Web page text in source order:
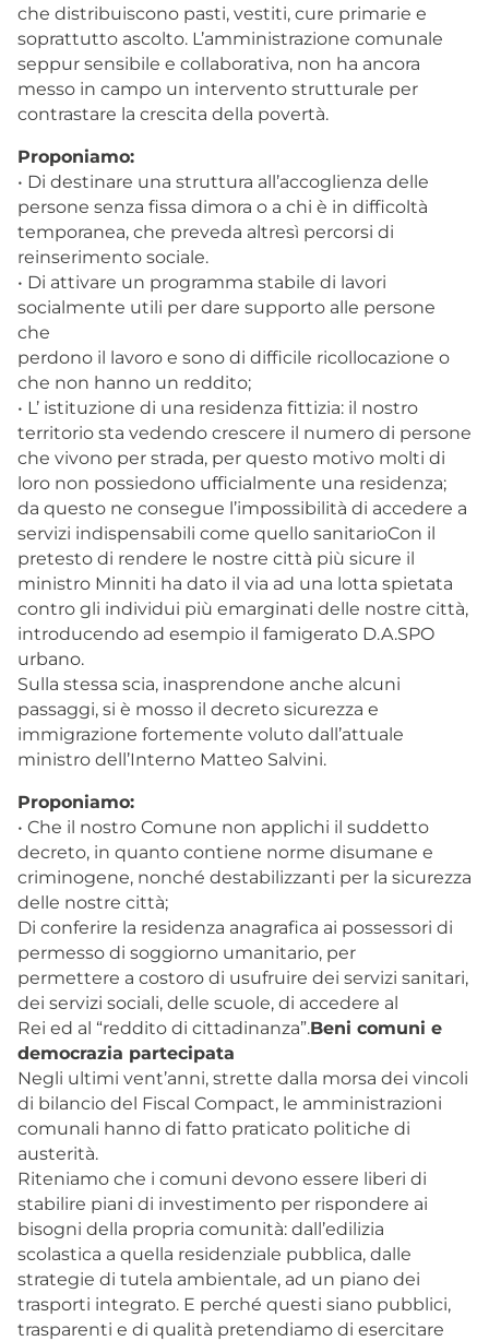
che distribuiscono pasti, vestiti, cure primarie e
soprattutto ascolto. L’amministrazione comunale
seppur sensibile e collaborativa, non ha ancora
messo in campo un intervento strutturale per
contrastare la crescita della povertà.
Proponiamo:
• Di destinare una struttura all’accoglienza delle
persone senza fissa dimora o a chi è in difficoltà
temporanea, che preveda altresì percorsi di
reinserimento sociale.
• Di attivare un programma stabile di lavori
socialmente utili per dare supporto alle persone
che
perdono il lavoro e sono di difficile ricollocazione o
che non hanno un reddito;
• L’ istituzione di una residenza fittizia: il nostro
territorio sta vedendo crescere il numero di persone
che vivono per strada, per questo motivo molti di
loro non possiedono ufficialmente una residenza;
da questo ne consegue l’impossibilità di accedere a
servizi indispensabili come quello sanitarioCon il
pretesto di rendere le nostre città più sicure il
ministro Minniti ha dato il via ad una lotta spietata
contro gli individui più emarginati delle nostre città,
introducendo ad esempio il famigerato D.A.SPO
urbano.
Sulla stessa scia, inasprendone anche alcuni
passaggi, si è mosso il decreto sicurezza e
immigrazione fortemente voluto dall’attuale
ministro dell’Interno Matteo Salvini.
Proponiamo:
• Che il nostro Comune non applichi il suddetto
decreto, in quanto contiene norme disumane e
criminogene, nonché destabilizzanti per la sicurezza
delle nostre città;
Di conferire la residenza anagrafica ai possessori di
permesso di soggiorno umanitario, per
permettere a costoro di usufruire dei servizi sanitari,
dei servizi sociali, delle scuole, di accedere al
Rei ed al “reddito di cittadinanza”.Beni comuni e
democrazia partecipata
Negli ultimi vent’anni, strette dalla morsa dei vincoli
di bilancio del Fiscal Compact, le amministrazioni
comunali hanno di fatto praticato politiche di
austerità.
Riteniamo che i comuni devono essere liberi di
stabilire piani di investimento per rispondere ai
bisogni della propria comunità: dall’edilizia
scolastica a quella residenziale pubblica, dalle
strategie di tutela ambientale, ad un piano dei
trasporti integrato. E perché questi siano pubblici,
trasparenti e di qualità pretendiamo di esercitare